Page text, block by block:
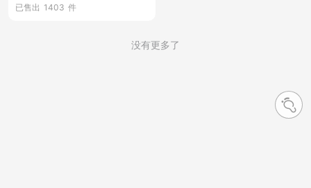
已售出 1403 件
没有更多了